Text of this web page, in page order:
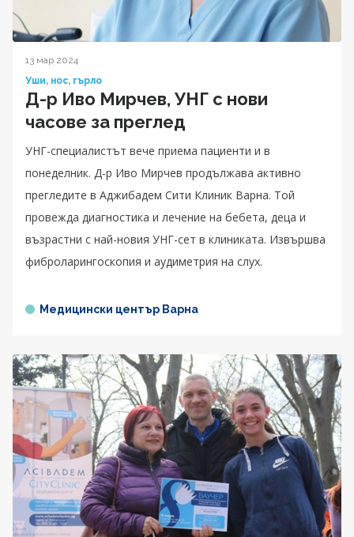
13 мар 2024
Уши, нос, гърло
Д-р Иво Мирчев, УНГ с нови
часове за преглед
УНГ-специалистът вече приема пациенти и в
понеделник. Д-р Иво Мирчев продължава активно
прегледите в Аджибадем Сити Клиник Варна. Той
провежда диагностика и лечение на бебета, деца и
възрастни с най-новия УНГ-сет в клиниката. Извършва
фиброларингоскопия и аудиметрия на слух.
Медицински център Варна